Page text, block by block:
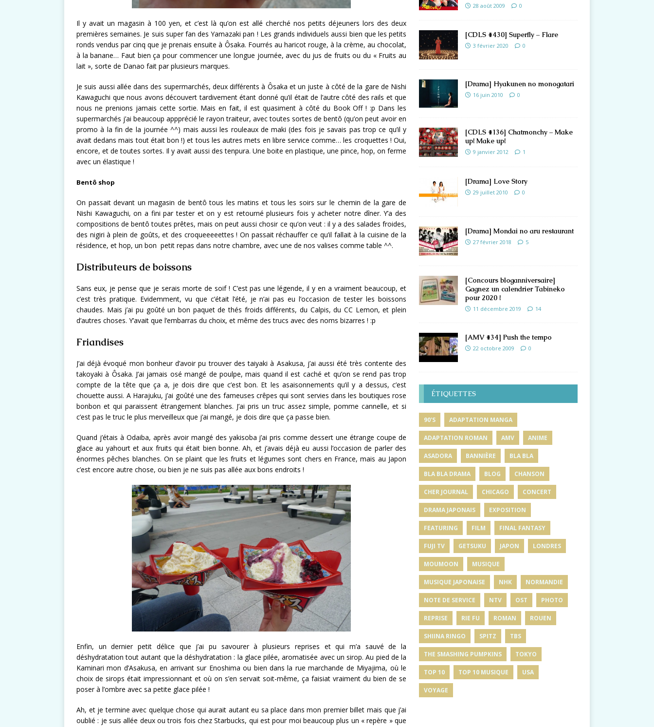
Il y avait un magasin à 100 yen, et c’est là qu’on est allé cherché nos petits déjeuners lors des deux
premières semaines. Je suis super fan des Yamazaki pan ! Les grands individuels aussi bien que les petits
ronds vendus par cinq que je prenais ensuite à Ôsaka. Fourrés au haricot rouge, à la crème, au chocolat,
à la banane… Faut bien ça pour commencer une longue journée, avec du jus de fruits ou du « Fruits au
lait », sorte de Danao fait par plusieurs marques.
Je suis aussi allée dans des supermarchés, deux différents à Ôsaka et un juste à côté de la gare de Nishi
Kawaguchi que nous avons découvert tardivement étant donné qu’il était de l’autre côté des rails et que
nous ne prenions jamais cette sortie. Mais en fait, il est quasiment à côté du Book Off ! :p Dans les
supermarchés j’ai beaucoup appprécié le rayon traiteur, avec toutes sortes de bentô (qu’on peut avoir en
promo à la fin de la journée ^^) mais aussi les rouleaux de maki (des fois je savais pas trop ce qu’il y
avait dedans mais tout était bon !) et tous les autres mets en libre service comme… les croquettes ! Oui,
encore, et de toutes sortes. Il y avait aussi des tenpura. Une boite en plastique, une pince, hop, on ferme
avec un élastique !
Bentô shop
On passait devant un magasin de bentô tous les matins et tous les soirs sur le chemin de la gare de
Nishi Kawaguchi, on a fini par tester et on y est retourné plusieurs fois y acheter notre dîner. Y’a des
compositions de bentô toutes prêtes, mais on peut aussi chosir ce qu’on veut : il y a des salades froides,
des nigiri à plein de goûts, et des croqueeeeettes ! On passait réchauffer ce qu’il fallait à la cuisine de la
résidence, et hop, un bon petit repas dans notre chambre, avec une de nos valises comme table ^^.
Distributeurs de boissons
Sans eux, je pense que je serais morte de soif ! C’est pas une légende, il y en a vraiment beaucoup, et
c’est très pratique. Evidemment, vu que c’était l’été, je n’ai pas eu l’occasion de tester les boissons
chaudes. Mais j’ai pu goûté un bon paquet de thés froids différents, du Calpis, du CC Lemon, et plein
d’autres choses. Y’avait que l’embarras du choix, et même des trucs avec des noms bizarres ! :p
Friandises
J’ai déjà évoqué mon bonheur d’avoir pu trouver des taiyaki à Asakusa, j’ai aussi été très contente des
takoyaki à Ôsaka. J’ai jamais osé mangé de poulpe, mais quand il est caché et qu’on se rend pas trop
compte de la tête que ça a, je dois dire que c’est bon. Et les asaisonnements qu’il y a dessus, c’est
chouette aussi. A Harajuku, j’ai goûté une des fameuses crêpes qui sont servies dans les boutiques rose
bonbon et qui paraissent étrangement blanches. J’ai pris un truc assez simple, pomme cannelle, et si
c’est pas le truc le plus merveilleux que j’ai mangé, je dois dire que ça passe bien.
Quand j’étais à Odaiba, après avoir mangé des yakisoba j’ai pris comme dessert une étrange coupe de
glace au yahourt et aux fruits qui était bien bonne. Ah, et j’avais déjà eu aussi l’occasion de parler des
énormes pêches blanches. On se plaint que les fruits et légumes sont chers en France, mais au Japon
c’est encore autre chose, ou bien je ne suis pas allée aux bons endroits !
Enfin, un dernier petit délice que j’ai pu savourer à plusieurs reprises et qui m’a sauvé de la
déshydratation tout autant que la déshydratation : la glace pilée, aromatisée avec un sirop. Au pied de la
Kaminari mon d’Asakusa, en arrivant sur Enoshima ou bien dans la rue marchande de Miyajima, où le
choix de sirops était impressionnant et où on s’en servait soit-même, ça faisiat vraiment du bien de se
poser à l’ombre avec sa petite glace pilée !
Ah, et je termine avec quelque chose qui aurait autant eu sa place dans mon premier billet mais que j’ai
oublié : je suis allée deux ou trois fois chez Starbucks, qui est pour moi beaucoup plus un « repère » que
28 août 2009 0
[CDLS #430] Superfly – Flare
3 février 2020 0
[Drama] Hyakunen no monogatari
16 juin 2010 0
[CDLS #136] Chatmonchy – Make
up! Make up!
9 janvier 2012 1
[Drama] Love Story
29 juillet 2010 0
[Drama] Mondai no aru restaurant
27 février 2018 5
[Concours bloganniversaire]
Gagnez un calendrier Tabineko
pour 2020 !
11 décembre 2019 14
[AMV #34] Push the tempo
22 octobre 2009 0
ÉTIQUETTES
90'S ADAPTATION MANGA
ADAPTATION ROMAN AMV ANIME
ASADORA BANNIÈRE BLA BLA
BLA BLA DRAMA BLOG CHANSON
CHER JOURNAL CHICAGO CONCERT
DRAMA JAPONAIS EXPOSITION
FEATURING FILM FINAL FANTASY
FUJI TV GETSUKU JAPON LONDRES
MOUMOON MUSIQUE
MUSIQUE JAPONAISE NHK NORMANDIE
NOTE DE SERVICE NTV OST PHOTO
REPRISE RIE FU ROMAN ROUEN
SHIINA RINGO SPITZ TBS
THE SMASHING PUMPKINS TOKYO
TOP 10 TOP 10 MUSIQUE USA
VOYAGE